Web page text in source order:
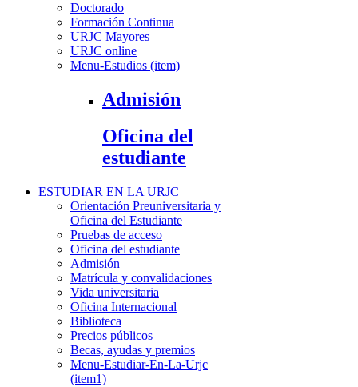
Doctorado
Formación Continua
URJC Mayores
URJC online
Menu-Estudios (item)
Admisión
Oficina del
estudiante
ESTUDIAR EN LA URJC
Orientación Preuniversitaria y
Oficina del Estudiante
Pruebas de acceso
Oficina del estudiante
Admisión
Matrícula y convalidaciones
Vida universitaria
Oficina Internacional
Biblioteca
Precios públicos
Becas, ayudas y premios
Menu-Estudiar-En-La-Urjc
(item1)